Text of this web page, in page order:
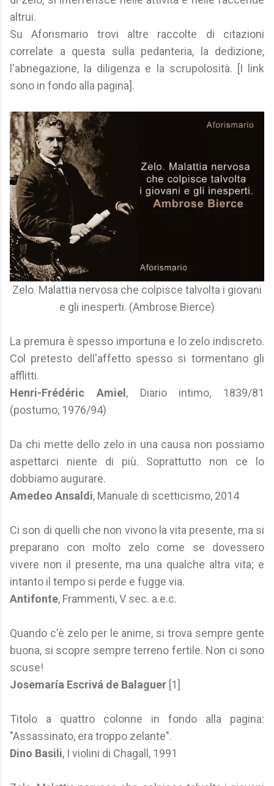
altrui.
Su Aforismario trovi altre raccolte di citazioni
correlate a questa sulla pedanteria, la dedizione,
l'abnegazione, la diligenza e la scrupolosità. [I link
sono in fondo alla pagina].
Zelo. Malattia nervosa che colpisce talvolta i giovani
e gli inesperti. (Ambrose Bierce)
La premura è spesso importuna e lo zelo indiscreto.
Col pretesto dell'affetto spesso si tormentano gli
afflitti.
Henri-Frédéric Amiel , Diario intimo, 1839/81
(postumo, 1976/94)
Da chi mette dello zelo in una causa non possiamo
aspettarci niente di più. Soprattutto non ce lo
dobbiamo augurare.
Amedeo Ansaldi, Manuale di scetticismo, 2014
Ci son di quelli che non vivono la vita presente, ma si
preparano con molto zelo come se dovessero
vivere non il presente, ma una qualche altra vita; e
intanto il tempo si perde e fugge via.
Antifonte, Frammenti, V sec. a.e.c.
Quando c'è zelo per le anime, si trova sempre gente
buona, si scopre sempre terreno fertile. Non ci sono
scuse!
Josemaría Escrivá de Balaguer [1]
Titolo a quattro colonne in fondo alla pagina:
"Assassinato, era troppo zelante".
Dino Basili, I violini di Chagall, 1991